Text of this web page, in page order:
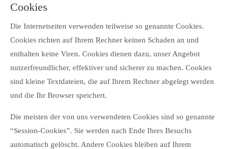
Cookies
Die Internetseiten verwenden teilweise so genannte Cookies.
Cookies richten auf Ihrem Rechner keinen Schaden an und
enthalten keine Viren. Cookies dienen dazu, unser Angebot
nutzerfreundlicher, effektiver und sicherer zu machen. Cookies
sind kleine Textdateien, die auf Ihrem Rechner abgelegt werden
und die Ihr Browser speichert.
Die meisten der von uns verwendeten Cookies sind so genannte
“Session-Cookies”. Sie werden nach Ende Ihres Besuchs
automatisch gelöscht. Andere Cookies bleiben auf Ihrem